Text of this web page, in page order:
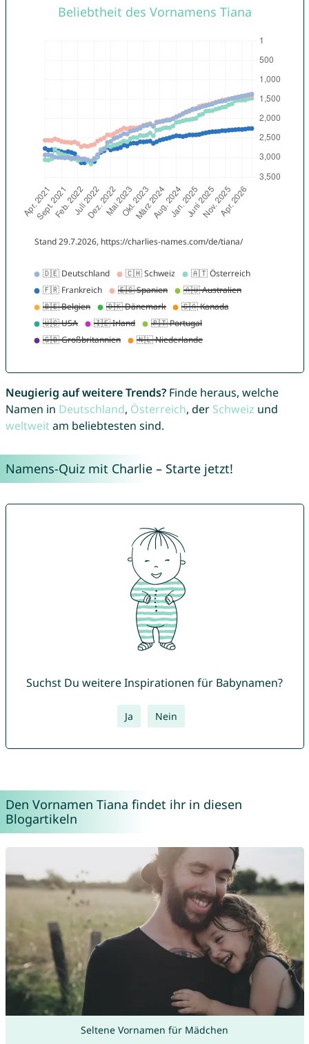
Neugierig auf weitere Trends?Finde heraus, welche
Namen in Deutschland, Österreich, der Schweiz und
weltweitam beliebtesten sind.
Namens-Quiz mit Charlie – Starte jetzt!
Suchst Du weitere Inspirationen für Babynamen?
Ja Nein
Den Vornamen Tiana findet ihr in diesen
Blogartikeln
Seltene Vornamen für Mädchen